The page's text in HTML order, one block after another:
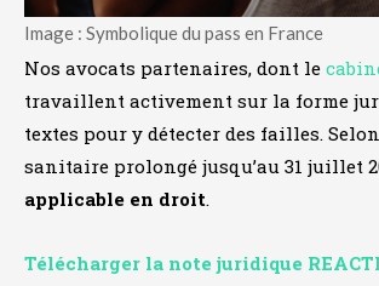
Image : Symbolique du pass en France
Nos avocats partenaires, dont le
travaillent activement sur la forme
textes pour y détecter des failles.
sanitaire prolongé jusqu’au 31 juillet
applicable en droit.
Télécharger la note juridique